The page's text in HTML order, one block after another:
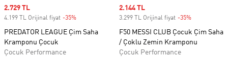
Sale price
2.729 TL
4.199 TL Orijinal fiyat -35%
PREDATOR LEAGUE Çim Saha
Kramponu Çocuk
Çocuk Performance
Sale price
2.144 TL
3.299 TL Orijinal fiyat -35%
F50 MESSI CLUB Çocuk Çim Saha
/ Çoklu Zemin Kramponu
Çocuk Performance